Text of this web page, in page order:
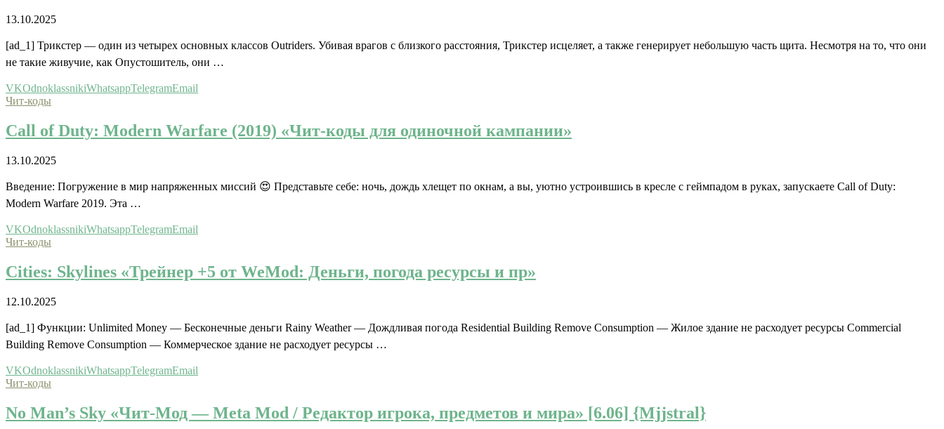
13.10.2025
[ad_1] Трикстер — один из четырех основных классов Outriders. Убивая врагов с близкого расстояния, Трикстер исцеляет, а также генерирует небольшую часть щита. Несмотря на то, что они
не такие живучие, как Опустошитель, они …
VKOdnoklassnikiWhatsappTelegramEmail
Чит-коды
Call of Duty: Modern Warfare (2019) «Чит-коды для одиночной кампании»
13.10.2025
Введение: Погружение в мир напряженных миссий 😍 Представьте себе: ночь, дождь хлещет по окнам, а вы, уютно устроившись в кресле с геймпадом в руках, запускаете Call of Duty:
Modern Warfare 2019. Эта …
VKOdnoklassnikiWhatsappTelegramEmail
Чит-коды
Cities: Skylines «Трейнер +5 от WeMod: Деньги, погода ресурсы и пр»
12.10.2025
[ad_1] Функции: Unlimited Money — Бесконечные деньги Rainy Weather — Дождливая погода Residential Building Remove Consumption — Жилое здание не расходует ресурсы Commercial
Building Remove Consumption — Коммерческое здание не расходует ресурсы …
VKOdnoklassnikiWhatsappTelegramEmail
Чит-коды
No Man’s Sky «Чит-Мод — Meta Mod / Редактор игрока, предметов и мира» [6.06] {Mjjstral}